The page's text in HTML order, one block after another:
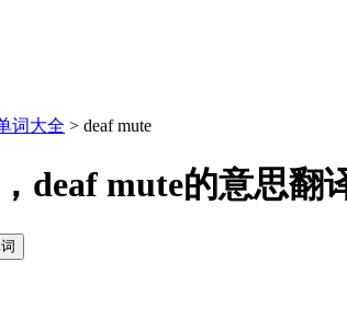
词大全 > deaf mute
deaf mute的意思翻